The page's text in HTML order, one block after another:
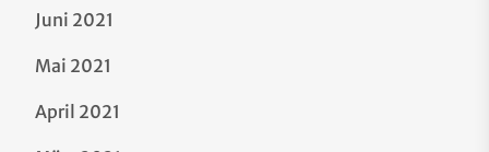
Juni 2021
Mai 2021
April 2021